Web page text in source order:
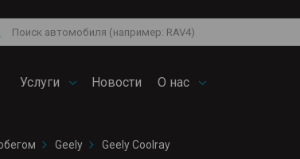
Услуги Новости О нас
Volkswagen
Audi
Geely Geely Coolray